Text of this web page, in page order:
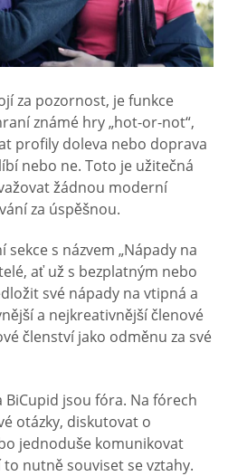
za pozornost, je funkce
známé hry „hot-or-not“,
profily doleva nebo doprava
nebo ne. Toto je užitečná
žádnou moderní
za úspěšnou.
sekce s názvem „Nápady na
ať už s bezplatným nebo
své nápady na vtipná a
a nejkreativnější členové
členství jako odměnu za své
jsou fóra. Na fórech
otázky, diskutovat o
jednoduše komunikovat
nutně souviset se vztahy.